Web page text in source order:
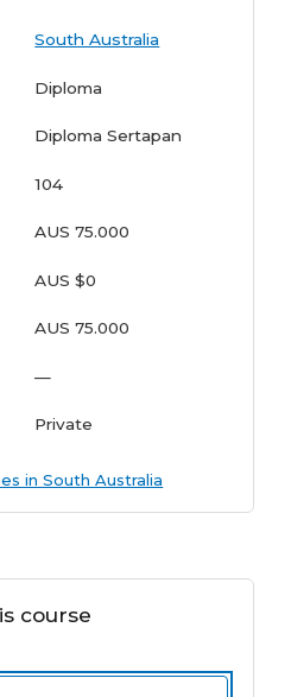
South Australia
Diploma
Diploma Sertapan
104
AUS 75.000
AUS $0
AUS 75.000
—
Private
in South Australia
course